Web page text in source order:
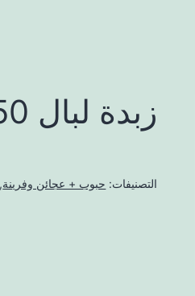
زبدة لبال 250غ
التصنيفات: حبوب + عجائن وفرينة,